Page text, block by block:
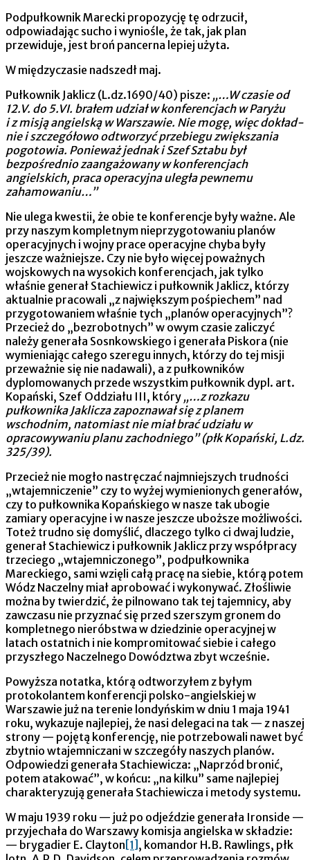
Podpułkownik Marecki propozycję tę odrzucił,
odpowiadając sucho i wyniośle, że tak, jak plan
przewiduje, jest broń pancerna lepiej użyta.
W międzyczasie nadszedł maj.
Pułkownik Jaklicz (L.dz.1690/40) pisze: „…W czasie od
12.V. do 5.VI. brałem udział w konferencjach w Paryżu
i z misją angielską w Warszawie. Nie mogę, więc dokład­
nie i szczegółowo odtworzyć przebiegu zwiększania
pogotowia. Po­nieważ jednak i Szef Sztabu był
bezpośrednio zaangażowany w konfe­rencjach
angielskich, praca operacyjna uległa pewnemu
zahamowaniu…”
Nie ulega kwestii, że obie te konferencje były ważne. Ale
przy naszym kompletnym nieprzygotowaniu planów
operacyjnych i wojny prace operacyjne chyba były
jeszcze ważniejsze. Czy nie było więcej poważnych
wojskowych na wysokich konferencjach, jak tylko
właśnie generał Stachiewicz i pułkownik Jaklicz, którzy
aktualnie pracowali „z największym pośpiechem” nad
przygotowaniem właśnie tych „planów operacyjnych”?
Przecież do „bezrobotnych” w owym czasie zaliczyć
należy generała Sosnkowskiego i generała Piskora (nie
wymieniając całego szeregu innych, którzy do tej misji
przeważnie się nie nadawali), a z pułkowników
dyplomowanych przede wszystkim pułkownik dypl. art.
Kopański, Szef Oddziału III, który „…z rozkazu
pułkownika Jaklicza zapoznawał się z planem
wschodnim, natomiast nie miał brać udziału w
opracowywaniu planu zachodniego” (płk Kopański, L.dz.
325/39).
Przecież nie mogło nastręczać najmniejszych trudności
„wtajemniczenie” czy to wyżej wymienionych generałów,
czy to pułkownika Kopańskiego w nasze tak ubogie
zamiary operacyjne i w nasze jeszcze uboższe możliwości.
Toteż trudno się domyślić, dlaczego tylko ci dwaj ludzie,
generał Stachiewicz i pułkownik Jaklicz przy współpracy
trzeciego „wtajemniczonego”, podpułkownika
Mareckiego, sami wzięli całą pracę na siebie, którą potem
Wódz Naczelny miał aprobować i wykonywać. Złośliwie
można by twierdzić, że pilnowano tak tej tajemnicy, aby
zawczasu nie przyznać się przed szerszym gronem do
kompletnego nieróbstwa w dziedzinie operacyjnej w
latach ostatnich i nie kompromitować siebie i całego
przyszłego Naczelnego Dowództwa zbyt wcześnie.
Powyższa notatka, którą odtworzyłem z byłym
protokolantem konferencji polsko-angielskiej w
Warszawie już na terenie londyńskim w dniu 1 maja 1941
roku, wykazuje najlepiej, że nasi delegaci na tak — z naszej
strony — pojętą konferencję, nie potrzebowali nawet być
zbytnio wtajemniczani w szczegóły naszych planów.
Odpowiedzi generała Stachiewicza: „Naprzód bronić,
potem atakować”, w końcu: „na kilku” same najlepiej
charakteryzują generała Stachiewicza i metody systemu.
W maju 1939 roku — już po odjeździe generała Ironside —
przyjechała do Warszawy komisja angielska w składzie:
— brygadier E. Clayton[1], komandor H.B. Rawlings, płk